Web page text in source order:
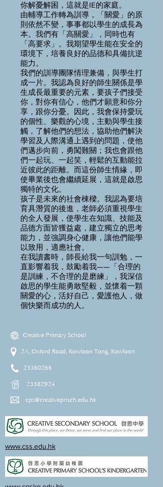
你解憂解困，這就是IE的家庭。
由輔導工作轉為訓導，「關愛」的原
則依然不變，事事都以學生的成長為
本。我們有「高關愛」，同時也有
「高要求」。我期望學生能在安全的
環境下，培養良好的品德和具備抗逆
能力。
我們的訓導團隊情理兼備，與學生打
成一片。我認為良好的師生關係是學
生成長最重要的元素，要孩子們接受
你，對你有信心，他們才願意和你分
享，跟你分憂。因此，我會保持愛玩
的個性、樂觀的心境，主動與學生接
觸，了解他們的想法，協助他們解決
學習及人際溝通上遇到的問題，使他
們邁步向前，勇闖難關；我也會跟他
們一起玩、一起笑，輕鬆的互動能拉
近彼此的距離。而這份師生情緣，即
使畢業後也會繼續延展，這就是啟思
獨特的文化。
孩子是未來的社會棟樑。我認為要培
育具潛質的後進，老師必須重視學生
的全人發展，使學生在知識、技能及
品德方面皆獲益處，建立獨立的思考
能力，並強調身心健康，讓他們能學
以致用，適應社會。
在我讀書時，師長給我一句訓勉，一
直影響着我，鼓勵着我——「合理的
是訓練，不合理的是磨練」，我深信
啟思的學生能勇敢堅毅，並懷着一顆
關愛的心，活好自己，愛護他人，做
個快樂而成功的人。
Creative Primary School
2A, Oxford Road, Kowloon Tong, Kowloon
23360266
23382924
cps@creativeprisch.edu.hk
www.css.edu.hk